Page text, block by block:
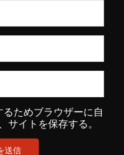
ためブラウザーに自
サイトを保存する。